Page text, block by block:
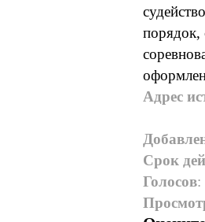
порядок,
Адрес
Срок
Голосов: